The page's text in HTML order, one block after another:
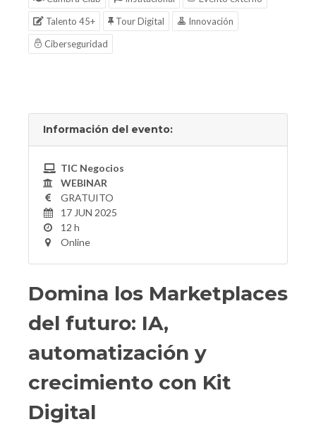
Talento 45+
Tour Digital
Innovación
Ciberseguridad
Información del evento:
TIC Negocios
WEBINAR
GRATUITO
17 JUN 2025
12 h
Online
Domina los Marketplaces
del futuro: IA,
automatización y
crecimiento con Kit
Digital